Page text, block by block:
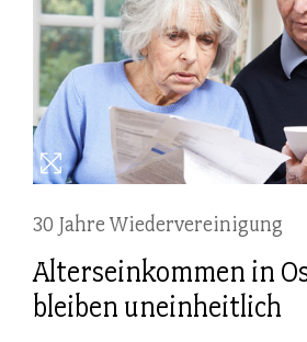
30 Jahre Wiedervereinigung
Alterseinkommen in
bleiben uneinheitlich